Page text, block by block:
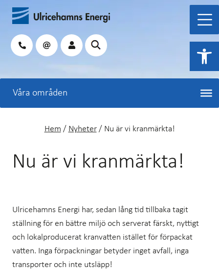
Hoppa
innehåll
Sök
Hem / Nyheter/ Nu är vi kranmärkta!
Nu är vi kranmärkta!
Ulricehamns Energi har, sedan lång tid tillbaka tagit
ställning för en bättre miljö och serverat färskt, nyttigt
och lokalproducerat kranvatten istället för förpackat
vatten. Inga förpackningar betyder inget avfall, inga
transporter och inte utsläpp!